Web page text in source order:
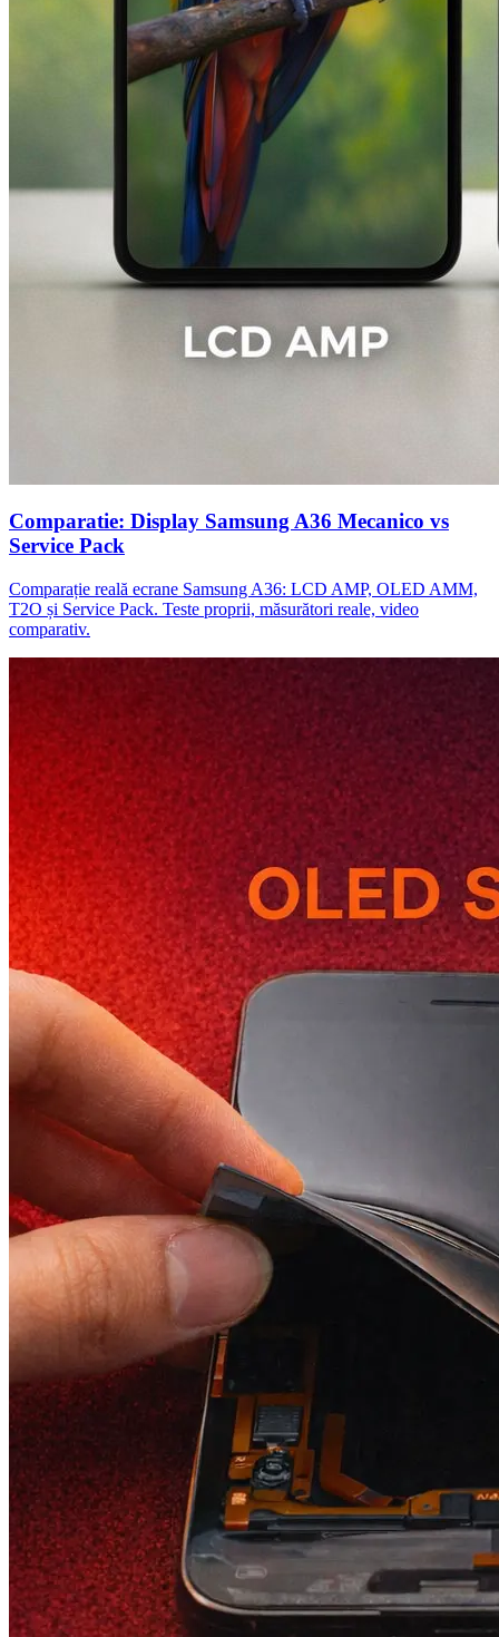
Comparatie: Display Samsung A36 Mecanico vs
Service Pack
Comparație reală ecrane Samsung A36: LCD AMP, OLED AMM,
T2O și Service Pack. Teste proprii, măsurători reale, video
comparativ.